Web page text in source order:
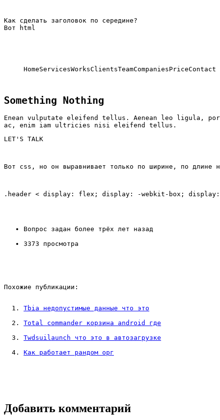
Как сделать заголовок по середине?
Вот html
Something Nothing
Enean vulputate eleifend tellus. Aenean leo ligula,
ac, enim iam ultricies nisi eleifend tellus.
LET'S TALK
Вот css, но он выравнивает только по ширине, по длине
.header < display: flex; display: -webkit-box;
Вопрос задан более трёх лет назад
3373 просмотра
Похожие публикации:
Tbia недопустимые данные что это
Total commander корзина android где
Twdsuilaunch что это в автозагрузке
Как работает рандом орг
Добавить комментарий